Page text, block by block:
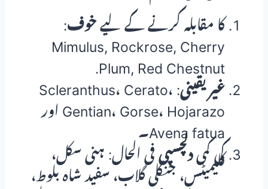
کا مقابلہ کرنے کے لیےخوف:
Mimulus, Rockrose, Cherry
Plum, Red Chestnut.
غیر یقینی : Scleranthus، Cerato،
Gentian، Gorse، Hojarazo اور
Avena fatua۔
کی کمیدلچسپی فی الحال: ہنی سکل،
کلیمیٹس، جنگلی گلاب، سفید شاہ بلوط،